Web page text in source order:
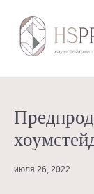
июля 26, 2022